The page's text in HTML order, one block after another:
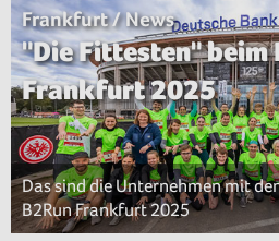
Frankfurt / News
"Die Fittesten" beim
Frankfurt 2025
Das sind die Unternehmen mit
B2Run Frankfurt 2025